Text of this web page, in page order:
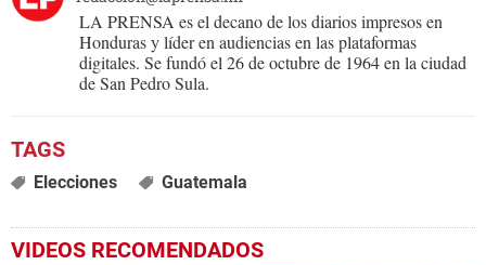
LA PRENSA es el decano de los diarios impresos en
Honduras y líder en audiencias en las plataformas
digitales. Se fundó el 26 de octubre de 1964 en la ciudad
de San Pedro Sula.
Elecciones Guatemala
VIDEOS RECOMENDADOS